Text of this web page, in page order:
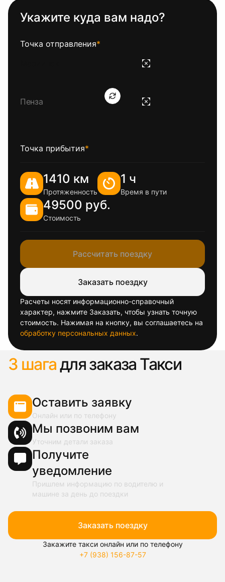
Укажите куда вам надо?
Точка отправления*
Точка прибытия*
1410 км
Протяженность
1 ч
Время в пути
49500 руб.
Стоимость
Рассчитать поездку
Заказать поездку
Расчеты носят информационно-справочный
характер, нажмите Заказать, чтобы узнать точную
стоимость. Нажимая на кнопку, вы соглашаетесь на
обработку персональных данных.
3 шагадля заказа Такси
Оставить заявку
Онлайн или по телефону
Мы позвоним вам
Уточним детали заказа
Получите
уведомление
Пришлем информацию по водителю и
машине за день до поездки
Заказать поездку
Закажите такси онлайн или по телефону
+7 (938) 156-87-57